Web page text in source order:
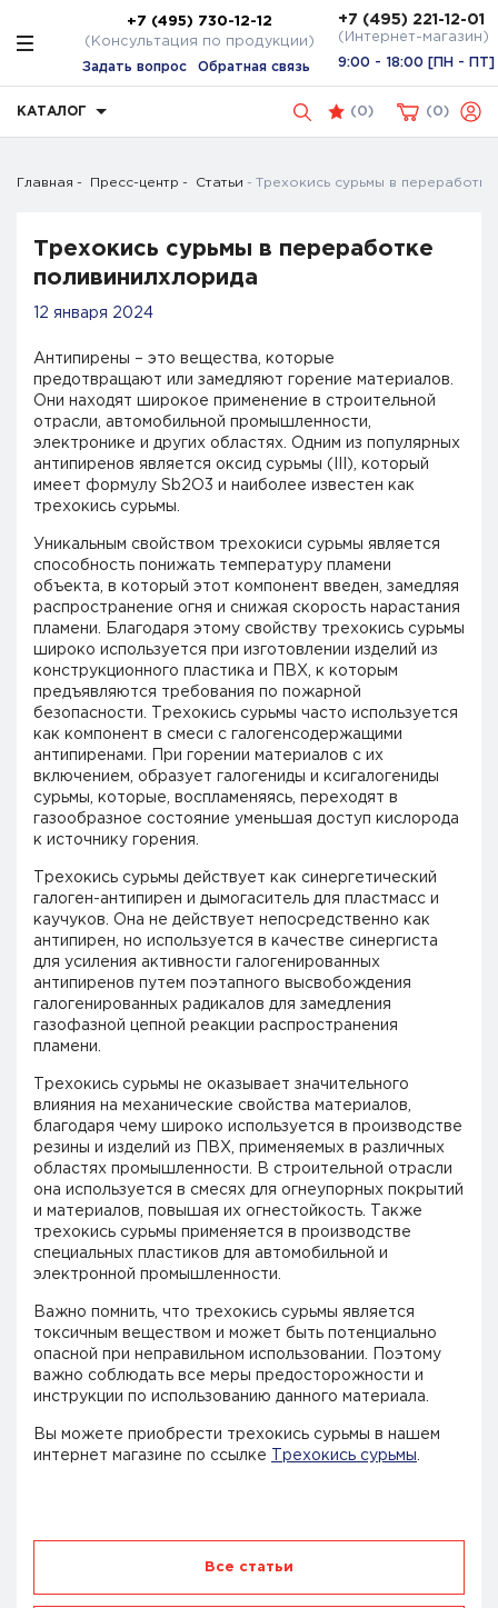
+7 (495) 730-12-12
(Консультация по продукции)
Задать вопрос Обратная связь
+7 (495) 221-12-01
(Интернет-магазин)
9:00 - 18:00 [ПН - ПТ]
КАТАЛОГ (0) 0
Главная Пресс-центр Статьи Трехокись сурьмы в
Трехокись сурьмы в переработке
поливинилхлорида
12 января 2024
Антипирены – это вещества, которые
предотвращают или замедляют горение материалов.
Они находят широкое применение в строительной
отрасли, автомобильной промышленности,
электронике и других областях. Одним из популярных
антипиренов является оксид сурьмы (III), который
имеет формулу Sb2O3 и наиболее известен как
трехокись сурьмы.
Уникальным свойством трехокиси сурьмы является
способность понижать температуру пламени
объекта, в который этот компонент введен, замедляя
распространение огня и снижая скорость нарастания
пламени. Благодаря этому свойству трехокись сурьмы
широко используется при изготовлении изделий из
конструкционного пластика и ПВХ, к которым
предъявляются требования по пожарной
безопасности. Трехокись сурьмы часто используется
как компонент в смеси с галогенсодержащими
антипиренами. При горении материалов с их
включением, образует галогениды и ксигалогениды
сурьмы, которые, воспламеняясь, переходят в
газообразное состояние уменьшая доступ кислорода
к источнику горения.
Трехокись сурьмы действует как синергетический
галоген-антипирен и дымогаситель для пластмасс и
каучуков. Она не действует непосредственно как
антипирен, но используется в качестве синергиста
для усиления активности галогенированных
антипиренов путем поэтапного высвобождения
галогенированных радикалов для замедления
газофазной цепной реакции распространения
пламени.
Трехокись сурьмы не оказывает значительного
влияния на механические свойства материалов,
благодаря чему широко используется в производстве
резины и изделий из ПВХ, применяемых в различных
областях промышленности. В строительной отрасли
она используется в смесях для огнеупорных покрытий
и материалов, повышая их огнестойкость. Также
трехокись сурьмы применяется в производстве
специальных пластиков для автомобильной и
электронной промышленности.
Важно помнить, что трехокись сурьмы является
токсичным веществом и может быть потенциально
опасной при неправильном использовании. Поэтому
важно соблюдать все меры предосторожности и
инструкции по использованию данного материала.
Вы можете приобрести трехокись сурьмы в нашем
интернет магазине по ссылке
Трехокись сурьмы
Все статьи